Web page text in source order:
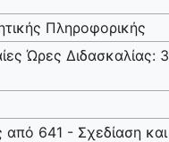
Πληροφορικής
Ώρες
από 641 - Σχεδίαση